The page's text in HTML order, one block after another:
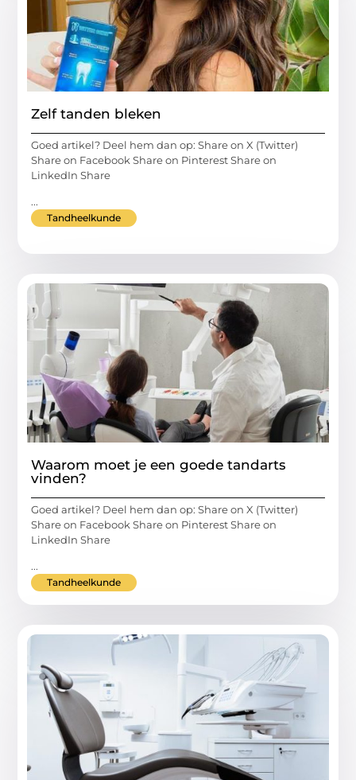
Zelf tanden bleken
Goed artikel? Deel hem dan op: Share on X (Twitter)
Share on Facebook Share on Pinterest Share on
LinkedIn Share
...
Tandheelkunde
Waarom moet je een goede tandarts
vinden?
Goed artikel? Deel hem dan op: Share on X (Twitter)
Share on Facebook Share on Pinterest Share on
LinkedIn Share
...
Tandheelkunde